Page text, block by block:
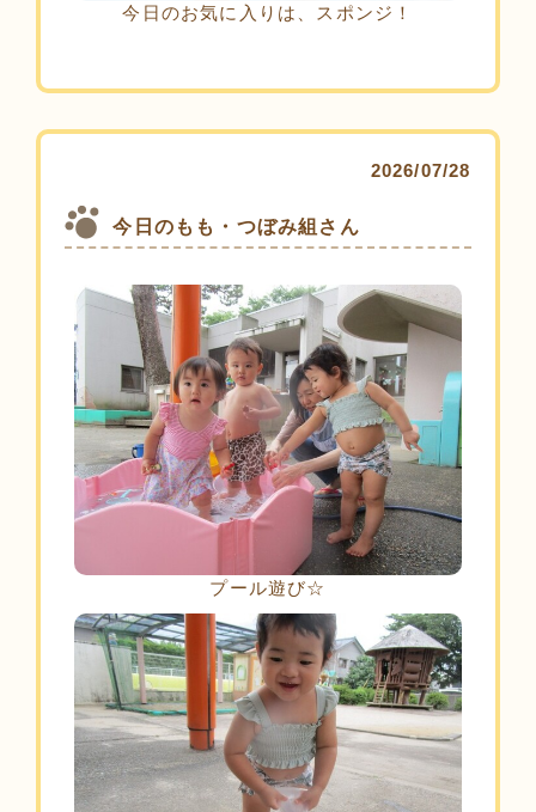
今日のお気に入りは、スポンジ！
2026/07/28
今日のもも・つぼみ組さん
プール遊び☆